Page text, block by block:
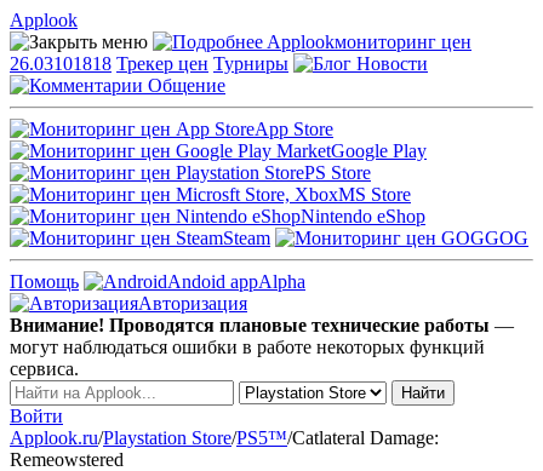
Applook
Applookмониторинг цен
26.03101818 Трекер цен Турниры
Новости
Общение
App Store
Google Play
PS Store
MS Store
Nintendo eShop
Steam
GOG
Помощь Andoid appAlpha
Авторизация
Внимание! Проводятся плановые технические работы —
могут наблюдаться ошибки в работе некоторых функций
сервиса.
Войти
Applook.ru/Playstation Store/PS5™/Catlateral Damage:
Remeowstered